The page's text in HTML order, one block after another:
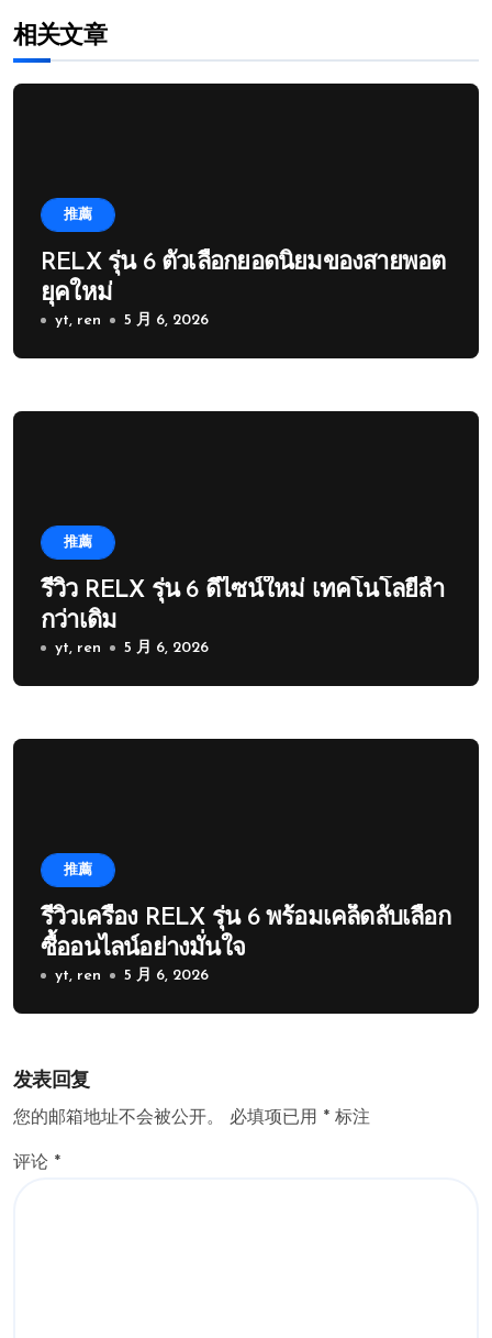
相关文章
推薦
RELX รุ่น 6 ตัวเลือกยอดนิยมของสายพอต
ยุคใหม่
yt, ren 5 月 6, 2026
推薦
รีวิว RELX รุ่น 6 ดีไซน์ใหม่ เทคโนโลยีล้ำ
กว่าเดิม
yt, ren 5 月 6, 2026
推薦
รีวิวเครื่อง RELX รุ่น 6 พร้อมเคล็ดลับเลือก
ซื้ออนไลน์อย่างมั่นใจ
yt, ren 5 月 6, 2026
发表回复
您的邮箱地址不会被公开。 必填项已用 * 标注
评论 *